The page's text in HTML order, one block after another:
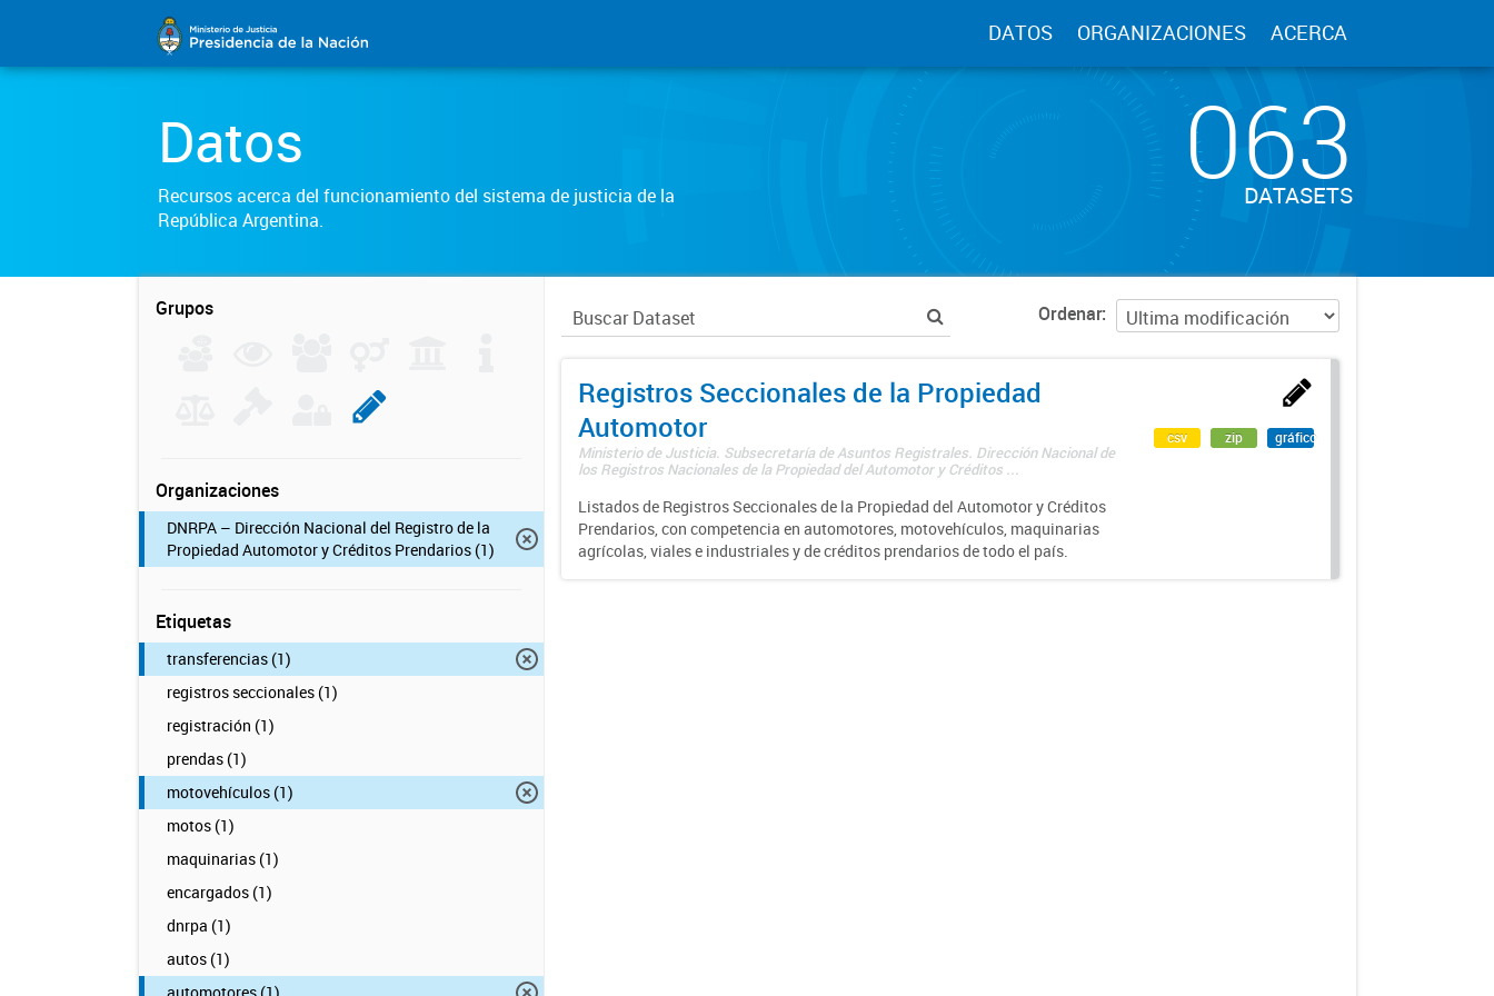
DATOS ORGANIZACIONES ACERCA
Datos
Recursos acerca del funcionamiento del sistema de justicia de la
República Argentina.
063
DATASETS
Grupos
Organizaciones
DNRPA – Dirección Nacional del Registro de la
Propiedad Automotor y Créditos Prendarios (1)
Etiquetas
transferencias (1)
registros seccionales (1)
registración (1)
prendas (1)
motovehículos (1)
motos (1)
maquinarias (1)
encargados (1)
dnrpa (1)
autos (1)
Ordenar
Registros Seccionales de la Propiedad
Automotor
Ministerio de Justicia. Subsecretaría de Asuntos Registrales. Dirección Nacional de
los Registros Nacionales de la Propiedad del Automotor y Créditos ...
Listados de Registros Seccionales de la Propiedad del Automotor y Créditos
Prendarios, con competencia en automotores, motovehículos, maquinarias
agrícolas, viales e industriales y de créditos prendarios de todo el país.
csv zip gráfico